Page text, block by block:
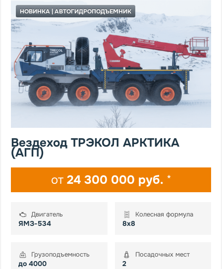
НОВИНКА | АВТОГИДРОПОДЪЕМНИК
Вездеход ТРЭКОЛ АРКТИКА
(АГП)
от 24 300 000 руб. *
Двигатель
ЯМЗ-534
Колесная формула
8x8
Грузоподъемность
до 4000
Посадочных мест
2